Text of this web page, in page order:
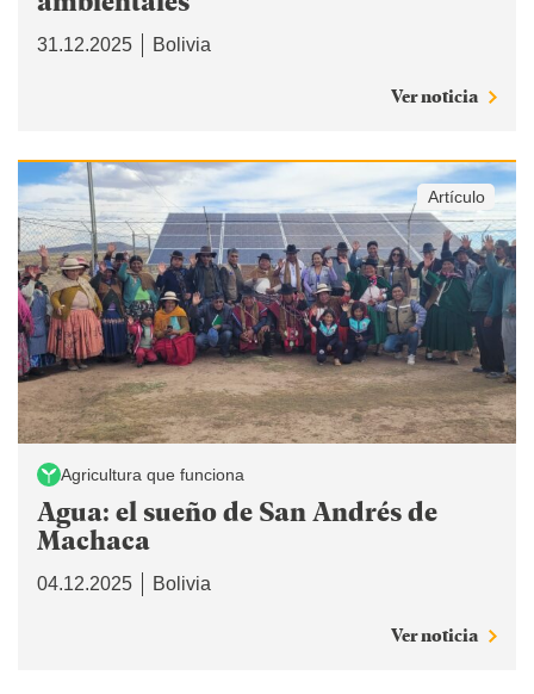
31.12.2025 Bolivia
Ver noticia
Artículo
Agricultura que funciona
Agua: el sueño de San Andrés de
Machaca
04.12.2025 Bolivia
Ver noticia